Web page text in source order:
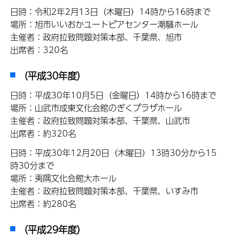
日時：令和2年2月13日（木曜日）14時から16時まで
場所：旭市いいおかユートピアセンター潮騒ホール
主催者：政府拉致問題対策本部、千葉県、旭市
出席者：320名
（平成30年度）
日時：平成30年10月5日（金曜日）14時から16時まで
場所：山武市成東文化会館のぎくプラザホール
主催者：政府拉致問題対策本部、千葉県、山武市
出席者：約320名
日時：平成30年12月20日（木曜日）13時30分から15
時30分まで
場所：夷隅文化会館大ホール
主催者：政府拉致問題対策本部、千葉県、いすみ市
出席者：約280名
（平成29年度）